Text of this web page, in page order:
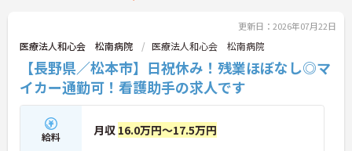
更新日：2026年07月22日
医療法人和心会 松南病院 医療法人和心会 松南病院
【長野県／松本市】日祝休み！残業ほぼなし◎マ
イカー通勤可！看護助手の求人です
給料 月収 16.0万円～17.5万円